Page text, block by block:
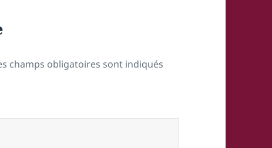
champs obligatoires sont indiqués